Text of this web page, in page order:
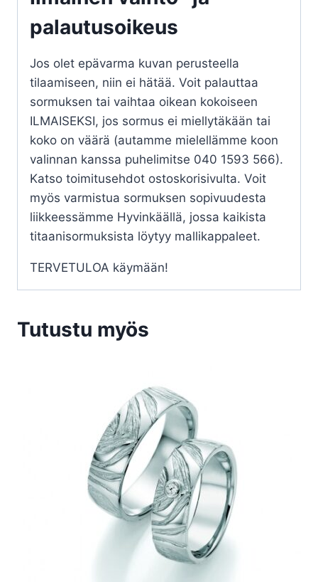
palautusoikeus
Jos olet epävarma kuvan perusteella
tilaamiseen, niin ei hätää. Voit palauttaa
sormuksen tai vaihtaa oikean kokoiseen
ILMAISEKSI, jos sormus ei miellytäkään tai
koko on väärä (autamme mielellämme koon
valinnan kanssa puhelimitse 040 1593 566).
Katso toimitusehdot ostoskorisivulta. Voit
myös varmistua sormuksen sopivuudesta
liikkeessämme Hyvinkäällä, jossa kaikista
titaanisormuksista löytyy mallikappaleet.
TERVETULOA käymään!
Tutustu myös